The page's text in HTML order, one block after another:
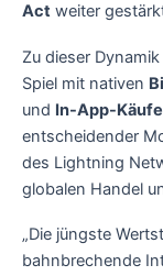
Act weiter
Zu dieser
Spiel mit nativen
und In-App-
entscheidender
des Lightning
globalen Handel
„Die jüngste
bahnbrechende